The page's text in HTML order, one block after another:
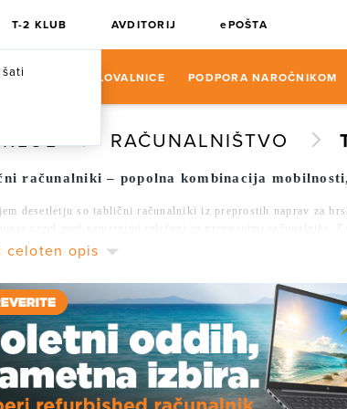
T-2 KLUB AVDITORIJ ePOŠTA
POSLOVALNICE PODPORA NAROČNIKOM
RAČUNALNIŠTVO
celoten opis
računalniki – popolna kombinacija
desetletju so tablični računalniki iz preprostih naprav za
vrzel med pametnimi telefoni in prenosnimi računalniki.
nepogrešljivi v vsakdanjem življenju – za delo, šolo,
ugodnosti vam ponujamo široko paleto tabličnih
za otroke, do elegantnih in zmogljivih naprav za delo na poti
izbrati tablico?
od prenosnika, večje od telefona – popolna
medij za branje, ogled vsebin, učenje in
za dotik – brez potrebe po tipkovnici